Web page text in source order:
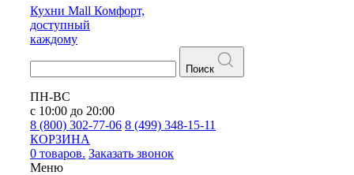
Кухни Mall Комфорт,
доступный
каждому
Поиск
ПН-ВС
с 10:00 до 20:00
8 (800) 302-77-06 8 (499) 348-15-11
КОРЗИНА
0 товаров. Заказать звонок
Меню